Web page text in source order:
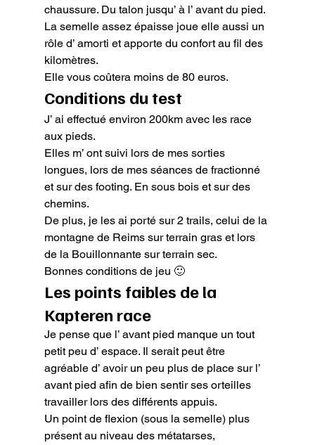
chaussure. Du talon jusqu’ à l’ avant du pied.
La semelle assez épaisse joue elle aussi un
rôle d’ amorti et apporte du confort au fil des
kilomètres.
Elle vous coûtera moins de 80 euros.
Conditions du test
J’ ai effectué environ 200km avec les race
aux pieds.
Elles m’ ont suivi lors de mes sorties
longues, lors de mes séances de fractionné
et sur des footing. En sous bois et sur des
chemins.
De plus, je les ai porté sur 2 trails, celui de la
montagne de Reims sur terrain gras et lors
de la Bouillonnante sur terrain sec.
Bonnes conditions de jeu 🙂
Les points faibles de la
Kapteren race
Je pense que l’ avant pied manque un tout
petit peu d’ espace. Il serait peut être
agréable d’ avoir un peu plus de place sur l’
avant pied afin de bien sentir ses orteilles
travailler lors des différents appuis.
Un point de flexion (sous la semelle) plus
présent au niveau des métatarses,